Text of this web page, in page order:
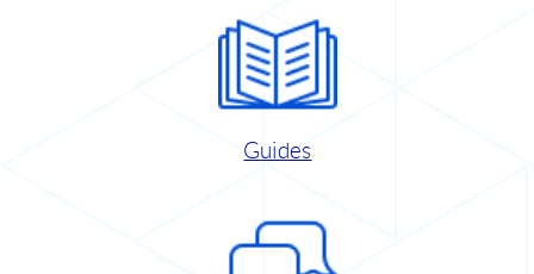
Guides